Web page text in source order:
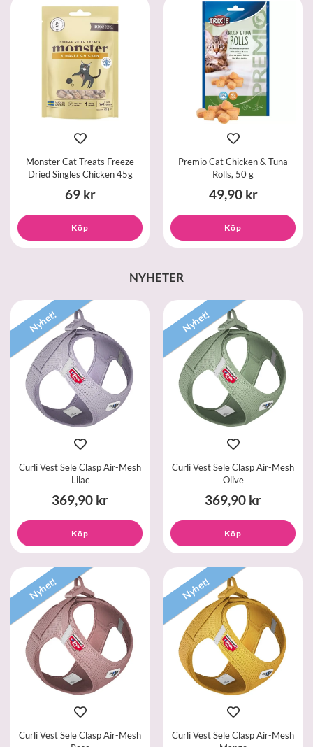
Monster Cat Treats Freeze
Dried Singles Chicken 45g
69 kr
Köp
Premio Cat Chicken & Tuna
Rolls, 50 g
49,90 kr
Köp
NYHETER
Nyhet!
Curli Vest Sele Clasp Air-Mesh
Lilac
369,90 kr
Köp
Nyhet!
Curli Vest Sele Clasp Air-Mesh
Olive
369,90 kr
Köp
Nyhet!
Curli Vest Sele Clasp Air-Mesh
Nyhet!
Curli Vest Sele Clasp Air-Mesh